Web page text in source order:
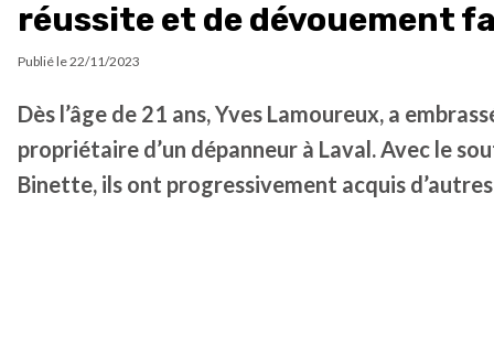
réussite et de dévouement
Publié le22/11/2023
Dès l’âge de 21 ans, Yves Lamoureux, a
propriétaire d’un dépanneur à Laval. Avec le
Binette, ils ont progressivement acquis